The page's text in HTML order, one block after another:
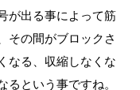
が出る事によって筋
その間がブロックさ
なる、収縮しなくな
るという事ですね。